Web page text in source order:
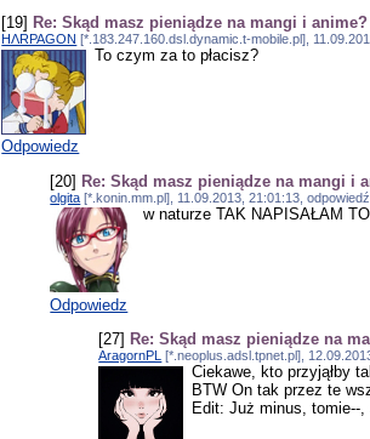
[19] Re: Skąd masz pieniądze na mangi i anime?
HΛRPAGON [*.183.247.160.dsl.dynamic.t-mobile.pl],
To czym za to płacisz?
Odpowiedz
[20] Re: Skąd masz pieniądze na mangi i
olgita [*.konin.mm.pl], 11.09.2013, 21:01:13,
w naturze TAK NAPISAŁAM TO
Odpowiedz
[27] Re: Skąd masz pieniądze na
AragornPL [*.neoplus.adsl.tpnet.pl],
Ciekawe, kto przyjąłby
BTW On tak przez te
Edit: Już minus, tomie--